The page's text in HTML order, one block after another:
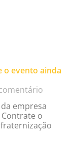
o evento ainda
empresa
o